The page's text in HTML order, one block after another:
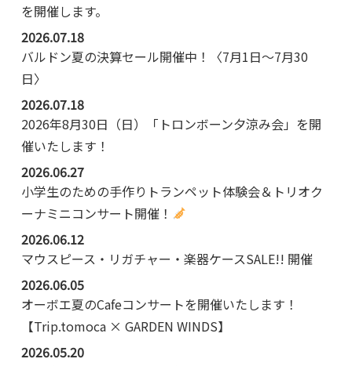
を開催します。
2026.07.18
バルドン夏の決算セール開催中！〈7月1日～7月30
日〉
2026.07.18
2026年8月30日（日）「トロンボーン夕涼み会」を開
催いたします！
2026.06.27
小学生のための手作りトランペット体験会＆トリオク
ーナミニコンサート開催！
2026.06.12
マウスピース・リガチャー・楽器ケースSALE!! 開催
2026.06.05
オーボエ夏のCafeコンサートを開催いたします！
【Trip.tomoca × GARDEN WINDS】
2026.05.20